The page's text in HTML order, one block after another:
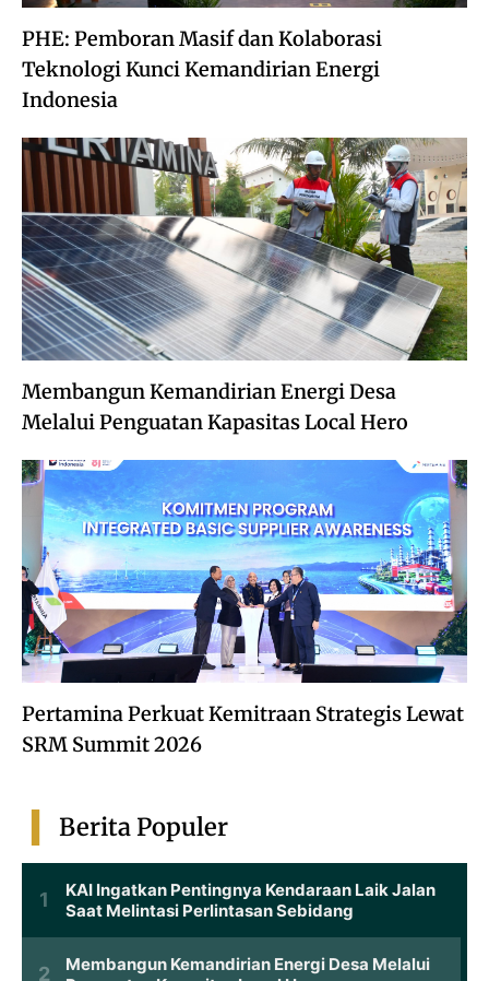
PHE: Pemboran Masif dan Kolaborasi
Teknologi Kunci Kemandirian Energi
Indonesia
Membangun Kemandirian Energi Desa
Melalui Penguatan Kapasitas Local Hero
Pertamina Perkuat Kemitraan Strategis Lewat
SRM Summit 2026
Berita Populer